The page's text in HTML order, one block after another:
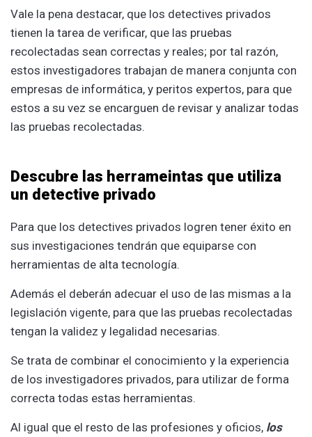
Vale la pena destacar, que los detectives privados
tienen la tarea de verificar, que las pruebas
recolectadas sean correctas y reales; por tal razón,
estos investigadores trabajan de manera conjunta con
empresas de informática, y peritos expertos, para que
estos a su vez se encarguen de revisar y analizar todas
las pruebas recolectadas.
Descubre las herrameintas que utiliza
un detective privado
Para que los detectives privados logren tener éxito en
sus investigaciones tendrán que equiparse con
herramientas de alta tecnología.
Además el deberán adecuar el uso de las mismas a la
legislación vigente, para que las pruebas recolectadas
tengan la validez y legalidad necesarias.
Se trata de combinar el conocimiento y la experiencia
de los investigadores privados, para utilizar de forma
correcta todas estas herramientas.
Al igual que el resto de las profesiones y oficios, los